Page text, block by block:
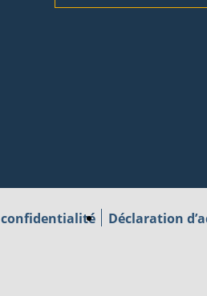
confidentialité Déclaration